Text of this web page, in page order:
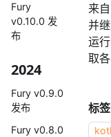
Fury
v0.10.0 发
布
2024
Fury v0.9.0
发布
Fury v0.8.0
来
并
运
取
标签